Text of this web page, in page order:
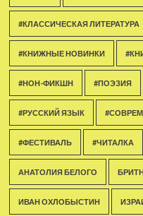
#КЛАССИЧЕСКАЯ ЛИТЕРАТУРА
#КНИЖНЫЕ НОВИНКИ
#НОН-ФИКШН #ПОЭЗИЯ
#РУССКИЙ ЯЗЫК
#ФЕСТИВАЛЬ #ЧИТАЛКА
АНАТОЛИЯ БЕЛОГО
ИВАН ОХЛОБЫСТИН